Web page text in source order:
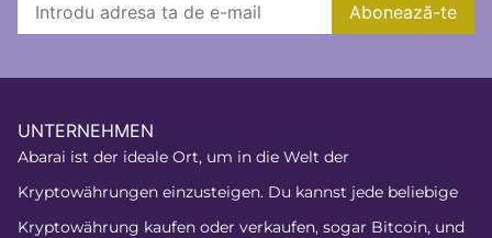
UNTERNEHMEN
Abarai ist der ideale Ort, um in die Welt der
Kryptowährungen einzusteigen. Du kannst jede beliebige
Kryptowährung kaufen oder verkaufen, sogar Bitcoin, und